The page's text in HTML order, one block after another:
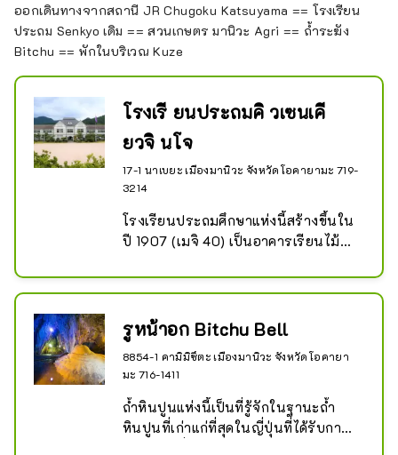
200 ตัวอาศัยอยู่ใกล้น้ำตก เหล่าลิงจะ
ต้อนรับคุณด้วยมนต์เสน่ห์
รับประทานอาหารและช้อปปิ้งที่ร้าน
อาหารและร้านค้าต่างๆ โรงกลั่นไวน์ฮิรุ
เซ็นซึ่งผลิตไวน์จากองุ่นภูเขาที่ปลูกเอง
บนภูเขา ลาเวนเดอร์ สมุนไพร ฯลฯ มีจุด
ต่างๆ มากมาย คุณจะต้องไปเยี่ยมชม
รวมถึงสวนสมุนไพรฮิรุเซ็นซึ่งมีการปลูก
พืชตามฤดูกาล นอกจากนี้ยังมีกิจกรรม
เหมาะสำหรับการตั้งแคมป์และปั่น
รกูร์เมต์ที่เป็นเอกลักษณ์ของฮิรุเซ็น เช่น
ขนมหวานและผลิตภัณฑ์จากนมที่ทำจาก
เช่น ฮิรุเซ็น ยากิโซบะ และเจงกิสข่าน
ออกเดินทางจากสถานี JR Chugoku Katsuyama == โรงเรียน
ประถม Senkyo เดิม == สวนเกษตร มานิวะ Agri == ถ้ำระฆัง
Bitchu == พักในบริเวณ Kuze
โรงเรี ยนประถมคิ วเซนเคี
ยวจิ นโจ
17-1 นาเบยะ เมืองมานิวะ จังหวัดโอคายามะ 719-
3214
โรงเรียนประถมศึกษาแห่งนี้สร้างขึ้นใน
ปี 1907 (เมจิ 40) เป็นอาคารเรียนไม้
ออกแบบที่สมมาตรอย่างสมบูรณ์แบบ
ฐานะโรงเรียนประถมศึกษาในปี 1990
(เฮเซ 2) และปัจจุบันเปิดให้บุคคลทั่วไป
เข้าชมได้ เพดานสไตล์ตะวันตกพับสอง
ชั้นของหอประชุมให้ความรู้สึกสง่างาม
มันยังใช้เป็นสถานที่ถ่ายทำภาพยนตร์
เช่น ``Always: Sunset on Third
รูหน้าอก Bitchu Bell
8854-1 คามิมิซึตะ เมืองมานิวะ จังหวัดโอคายา
มะ 716-1411
ถ้ำหินปูนแห่งนี้เป็นที่รู้จักในฐานะถ้ำ
หินปูนที่เก่าแก่ที่สุดในญี่ปุ่นที่ได้รับการ